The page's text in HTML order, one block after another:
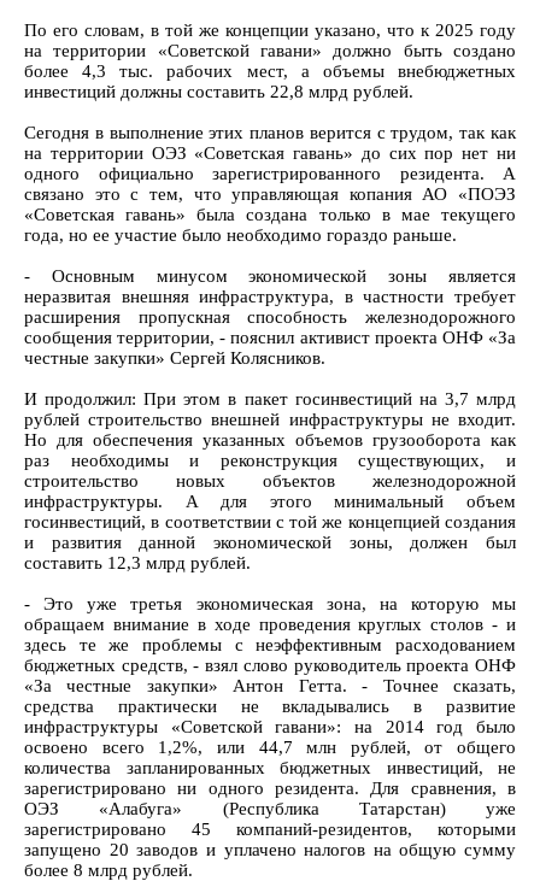
По его словам, в той же концепции указано, что к 2025 году
на территории «Советской гавани» должно быть создано
более 4,3 тыс. рабочих мест, а объемы внебюджетных
инвестиций должны составить 22,8 млрд рублей.
Сегодня в выполнение этих планов верится с трудом, так как
на территории ОЭЗ «Советская гавань» до сих пор нет ни
одного официально зарегистрированного резидента. А
связано это с тем, что управляющая копания АО «ПОЭЗ
«Советская гавань» была создана только в мае текущего
года, но ее участие было необходимо гораздо раньше.
- Основным минусом экономической зоны является
неразвитая внешняя инфраструктура, в частности требует
расширения пропускная способность железнодорожного
сообщения территории, - пояснил активист проекта ОНФ «За
честные закупки» Сергей Колясников.
И продолжил: При этом в пакет госинвестиций на 3,7 млрд
рублей строительство внешней инфраструктуры не входит.
Но для обеспечения указанных объемов грузооборота как
раз необходимы и реконструкция существующих, и
строительство новых объектов железнодорожной
инфраструктуры. А для этого минимальный объем
госинвестиций, в соответствии с той же концепцией создания
и развития данной экономической зоны, должен был
составить 12,3 млрд рублей.
- Это уже третья экономическая зона, на которую мы
обращаем внимание в ходе проведения круглых столов - и
здесь те же проблемы с неэффективным расходованием
бюджетных средств, - взял слово руководитель проекта ОНФ
«За честные закупки» Антон Гетта. - Точнее сказать,
средства практически не вкладывались в развитие
инфраструктуры «Советской гавани»: на 2014 год было
освоено всего 1,2%, или 44,7 млн рублей, от общего
количества запланированных бюджетных инвестиций, не
зарегистрировано ни одного резидента. Для сравнения, в
ОЭЗ «Алабуга» (Республика Татарстан) уже
зарегистрировано 45 компаний-резидентов, которыми
запущено 20 заводов и уплачено налогов на общую сумму
более 8 млрд рублей.